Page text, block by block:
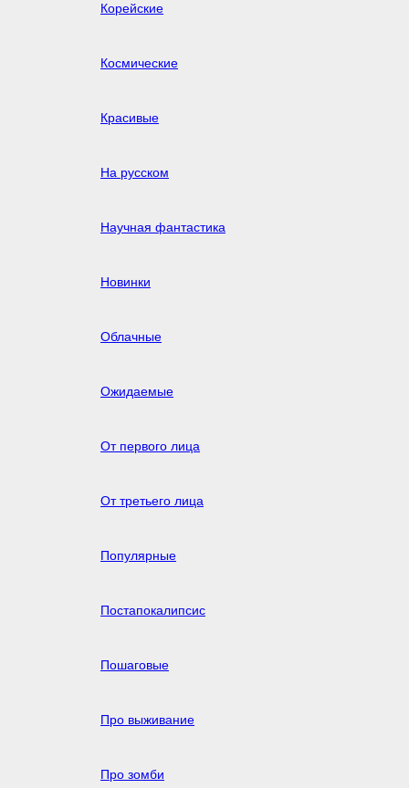
Корейские
Космические
Красивые
На русском
Научная фантастика
Новинки
Облачные
Ожидаемые
От первого лица
От третьего лица
Популярные
Постапокалипсис
Пошаговые
Про выживание
Про зомби